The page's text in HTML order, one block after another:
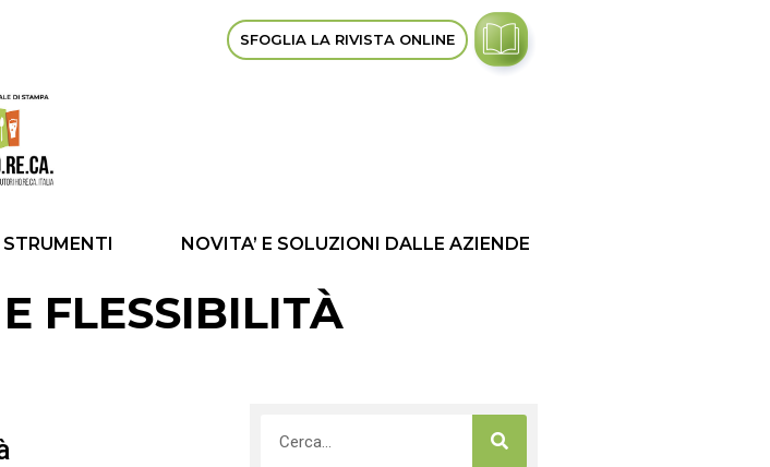
SFOGLIA LA RIVISTA ONLINE
STRUMENTI NOVITA’ E SOLUZIONI DALLE AZIENDE
FLESSIBILITÀ